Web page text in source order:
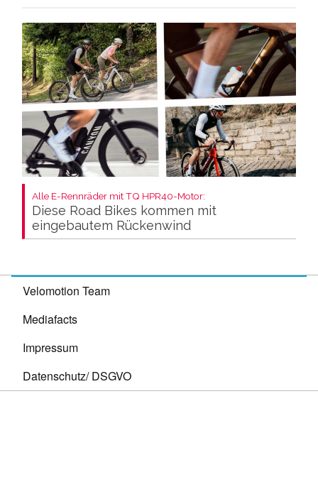
Alle E-Rennräder mit TQ HPR40-Motor:
Diese Road Bikes kommen mit
eingebautem Rückenwind
Velomotion Team
Mediafacts
Impressum
Datenschutz/ DSGVO